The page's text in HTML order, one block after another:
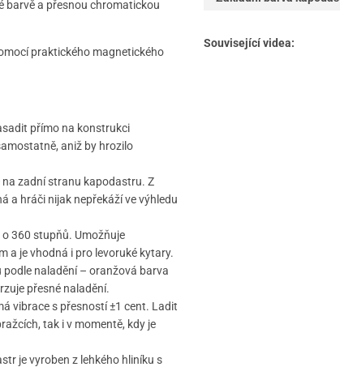
barvě a přesnou chromatickou
praktického magnetického
přímo na konstrukci
aniž by hrozilo
na zadní stranu kapodastru. Z
a hráči nijak nepřekáží ve výhledu
360 stupňů. Umožňuje
a je vhodná i pro levoruké kytary.
podle naladění – oranžová barva
přesné naladění.
vibrace s přesností ±1 cent. Ladit
tak i v momentě, kdy je
je vyroben z lehkého hliníku s
Související videa: